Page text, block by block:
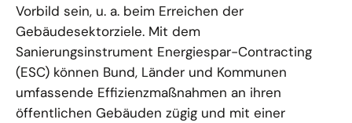
Vorbild sein, u. a. beim Erreichen der
Gebäudesektorziele. Mit dem
Sanierungsinstrument Energiespar-Contracting
(ESC) können Bund, Länder und Kommunen
umfassende Effizienzmaßnahmen an ihren
öffentlichen Gebäuden zügig und mit einer